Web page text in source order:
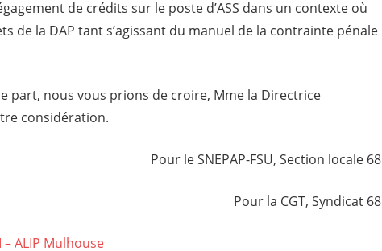
de crédits sur le poste d’ASS dans un contexte où
de la DAP tant s’agissant du manuel de la contrainte pénale
part, nous vous prions de croire, Mme la Directrice
considération.
Pour le SNEPAP-FSU, Section locale 68
Pour la CGT, Syndicat 68
ALIP Mulhouse